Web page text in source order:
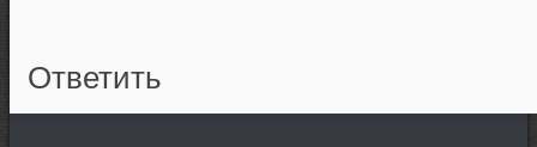
Ответить